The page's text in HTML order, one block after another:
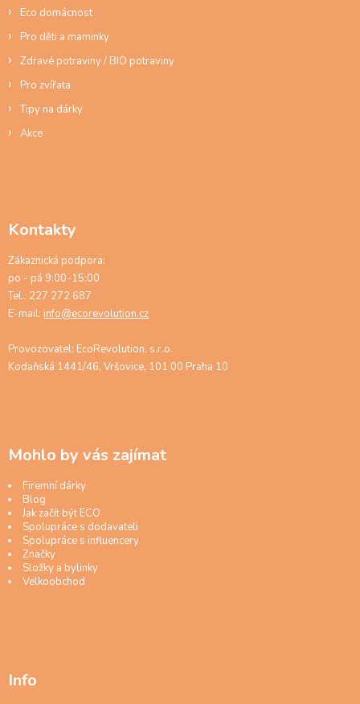
Eco domácnost
Pro děti a maminky
Zdravé potraviny / BIO potraviny
Pro zvířata
Tipy na dárky
Akce
Kontakty
Zákaznická podpora:
po - pá 9:00-15:00
Tel.: 227 272 687
E-mail: info@ecorevolution.cz
Provozovatel: EcoRevolution, s.r.o.
Kodaňská 1441/46, Vršovice, 101 00 Praha 10
Mohlo by vás zajímat
Firemní dárky
Blog
Jak začít být ECO
Spolupráce s dodavateli
Spolupráce s influencery
Značky
Složky a bylinky
Velkoobchod
Info